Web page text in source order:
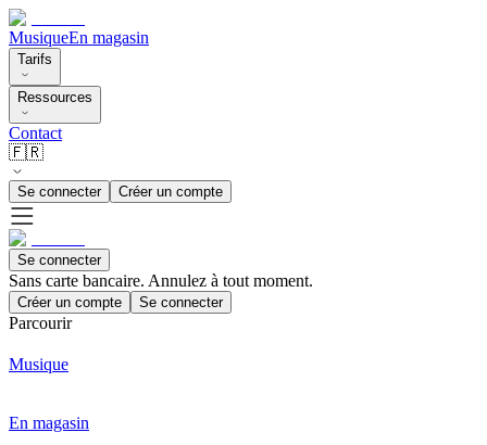
MusiqueEn magasin
Tarifs
Ressources
Contact
🇫🇷
Se connecter Créer un compte
Se connecter
Sans carte bancaire. Annulez à tout moment.
Créer un compte Se connecter
Parcourir
Musique
En magasin